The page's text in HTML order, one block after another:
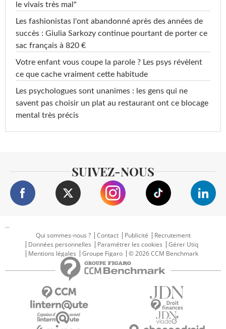
le vivais très mal"
Les fashionistas l'ont abandonné après des années de
succès : Giulia Sarkozy continue pourtant de porter ce
sac français à 820 €
Votre enfant vous coupe la parole ? Les psys révèlent
ce que cache vraiment cette habitude
Les psychologues sont unanimes : les gens qui ne
savent pas choisir un plat au restaurant ont ce blocage
mental très précis
SUIVEZ-NOUS
...
Qui sommes-nous ?
Contact Publicité
Recrutement
Données personnelles
Paramétrer les cookies
Gérer Utiq
Mentions légales
Groupe Figaro © 2026 CCM Benchmark